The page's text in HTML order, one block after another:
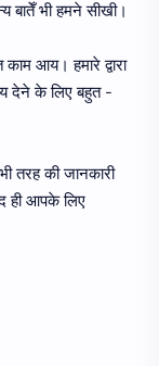
बातेँ भी हमने सीखी।
आय। हमारे द्वारा
देने के लिए बहुत -
तरह की जानकारी
ही आपके लिए